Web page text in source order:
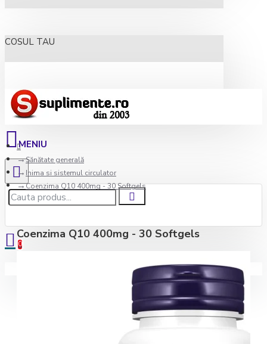
COSUL TAU
0
Sănătate generală
Inima si sistemul circulator
Coenzima Q10 400mg - 30 Softgels
Coenzima Q10 400mg - 30 Softgels